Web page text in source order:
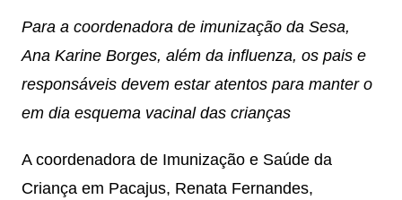
Para a coordenadora de imunização da Sesa,
Ana Karine Borges, além da influenza, os pais e
responsáveis devem estar atentos para manter o
em dia esquema vacinal das crianças
A coordenadora de Imunização e Saúde da
Criança em Pacajus, Renata Fernandes,